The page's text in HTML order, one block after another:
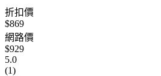
折扣價
$869
網路價
$929
5.0
(1)